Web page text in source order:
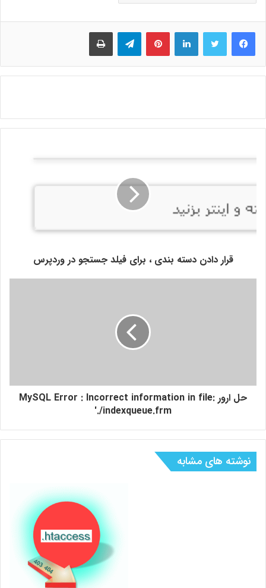
فیس بوک توییتر لینکدین ‫پین‌ترستتلگرام چاپ
قرار دادن دسته بندی ، برای فیلد جستجو در وردپرس
حل ارور MySQL Error : Incorrect information in file:
'./indexqueue.frm
نوشته های مشابه